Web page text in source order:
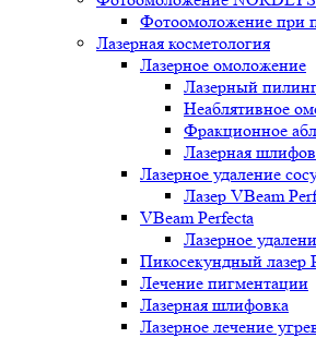
Фотоомоложение при
Лазерная косметология
Лазерное омоложение
Лазерный
Неаблятивное
Фракционное
Лазерная
Лазерное удаление
Лазер VBeam
VBeam Perfecta
Лазерное
Пикосекундный лазер
Лечение пигментации
Лазерная шлифовка
Лазерное лечение